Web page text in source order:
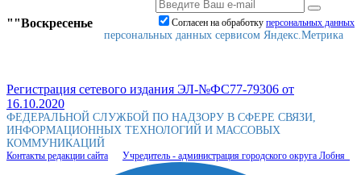
""Воскресенье Согласен на обработку персональныx данных
персональных данных сервисом Яндекс.Метрика
Регистрация сетевого издания ЭЛ-№ФС77-79306 от
16.10.2020
ФЕДЕРАЛЬНОЙ СЛУЖБОЙ ПО НАДЗОРУ В СФЕРЕ СВЯЗИ,
ИНФОРМАЦИОННЫХ ТЕХНОЛОГИЙ И МАССОВЫХ
КОММУНИКАЦИЙ
Контакты редакции сайта Учредитель - администрация городского округа Лобня